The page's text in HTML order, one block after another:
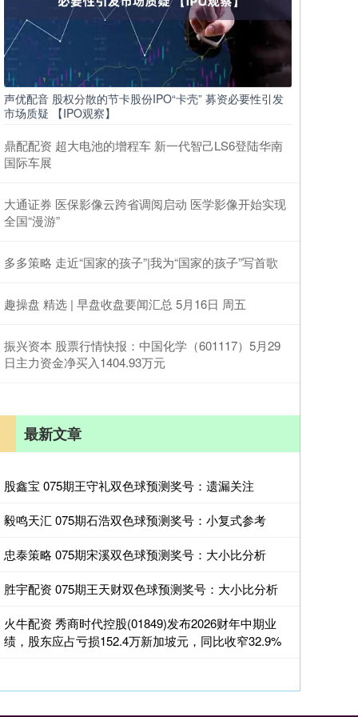
声优配音 股权分散的节卡股份IPO“卡壳” 募资必要性引发
市场质疑 【IPO观察】
鼎配配资 超大电池的增程车 新一代智己LS6登陆华南
国际车展
大通证券 医保影像云跨省调阅启动 医学影像开始实现
全国“漫游”
多多策略 走近“国家的孩子”|我为“国家的孩子”写首歌
趣操盘 精选 | 早盘收盘要闻汇总 5月16日 周五
振兴资本 股票行情快报：中国化学（601117）5月29
日主力资金净买入1404.93万元
最新文章
股鑫宝 075期王守礼双色球预测奖号：遗漏关注
毅鸣天汇 075期石浩双色球预测奖号：小复式参考
忠泰策略 075期宋溪双色球预测奖号：大小比分析
胜宇配资 075期王天财双色球预测奖号：大小比分析
火牛配资 秀商时代控股(01849)发布2026财年中期业
绩，股东应占亏损152.4万新加坡元，同比收窄32.9%